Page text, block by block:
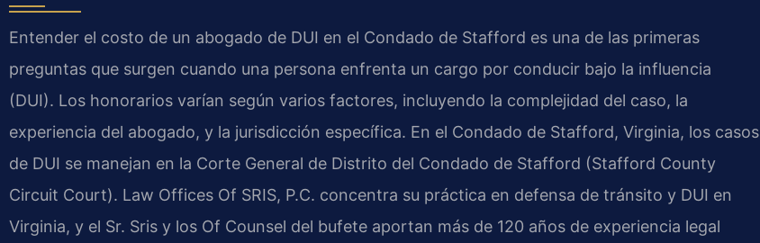
Entender el costo de un abogado de DUI en el Condado de Stafford es una de las primeras
preguntas que surgen cuando una persona enfrenta un cargo por conducir bajo la influencia
(DUI). Los honorarios varían según varios factores, incluyendo la complejidad del caso, la
experiencia del abogado, y la jurisdicción específica. En el Condado de Stafford, Virginia, los casos
de DUI se manejan en la Corte General de Distrito del Condado de Stafford (Stafford County
Circuit Court). Law Offices Of SRIS, P.C. concentra su práctica en defensa de tránsito y DUI en
Virginia, y el Sr. Sris y los Of Counsel del bufete aportan más de 120 años de experiencia legal